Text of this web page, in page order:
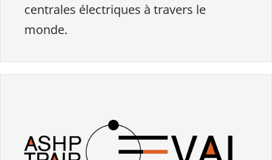
centrales électriques à travers le
monde.